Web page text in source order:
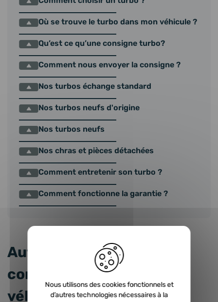
Où se trouve le turbo dans mon véhicule ?
Qu’est ce qu’une consigne turbo?
Comment nous envoyer la consigne ?
Nos turbos échange standard
Nos turbos neufs d'origine
Nos turbos neufs
Nos chras et pièces détachées
Comment entretenir son turbo ?
Comment fonctionne la garantie ?
Autres produits
correspondant à votre
véhicule
Nous utilisons des cookies fonctionnels et
d’autres technologies nécessaires à la